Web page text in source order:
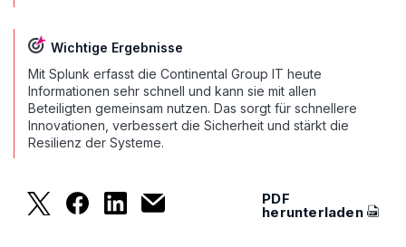
Wichtige Ergebnisse
Mit Splunk erfasst die Continental Group IT heute
Informationen sehr schnell und kann sie mit allen
Beteiligten gemeinsam nutzen. Das sorgt für schnellere
Innovationen, verbessert die Sicherheit und stärkt die
Resilienz der Systeme.
Continental steigert mit Splunk Sicherheit,
Continental steigert mit Splunk Sicherheit,
Continental steigert mit Splunk
Continental steigert mit Splunk
PDF
herunterladen